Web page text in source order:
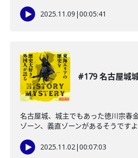
2025.11.09 |00:05:41
#179 名古屋城
名古屋城、城主でもあった徳川宗春
ゾーン、義直ゾーンがあるそうですよ
2025.11.02|00:07:03